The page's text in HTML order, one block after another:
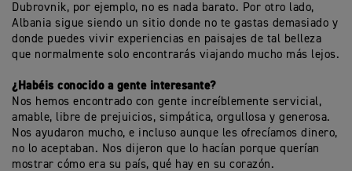
Dubrovnik, por ejemplo, no es nada barato. Por otro lado,
Albania sigue siendo un sitio donde no te gastas demasiado y
donde puedes vivir experiencias en paisajes de tal belleza
que normalmente solo encontrarás viajando mucho más lejos.
¿Habéis conocido a gente interesante?
Nos hemos encontrado con gente increíblemente servicial,
amable, libre de prejuicios, simpática, orgullosa y generosa.
Nos ayudaron mucho, e incluso aunque les ofrecíamos dinero,
no lo aceptaban. Nos dijeron que lo hacían porque querían
mostrar cómo era su país, qué hay en su corazón.